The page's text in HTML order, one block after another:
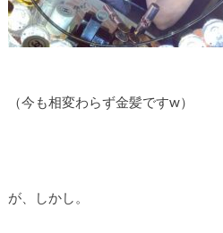
（今も相変わらず金髪ですw）
が、しかし。